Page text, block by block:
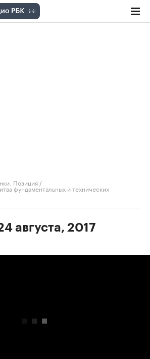
Позиция /
фундаментальных и технических
августа, 2017